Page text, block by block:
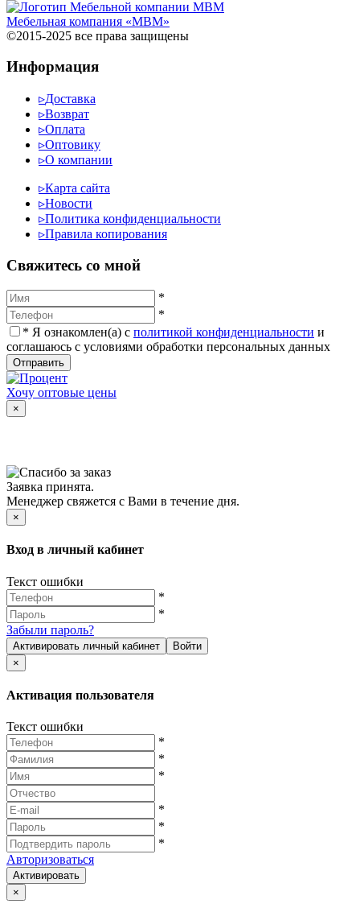
Мебельная компания «МВМ»
©2015-2025 все права защищены
Информация
▹Доставка
▹Возврат
▹Оплата
▹Оптовику
▹О компании
▹Карта сайта
▹Новости
▹Политика конфиденциальности
▹Правила копирования
Cвяжитесь со мной
*
*
* Я ознакомлен(а) с политикой конфиденциальности и
соглашаюсь с условиями обработки персональных данных
Отправить
Хочу оптовые цены
×
Заявка принята.
Менеджер свяжется с Вами в течение дня.
×
Вход в личный кабинет
Текст ошибки
*
*
Забыли пароль?
Активировать личный кабинет
Войти
×
Активация пользователя
Текст ошибки
*
*
*
*
*
*
Авторизоваться
Активировать
×